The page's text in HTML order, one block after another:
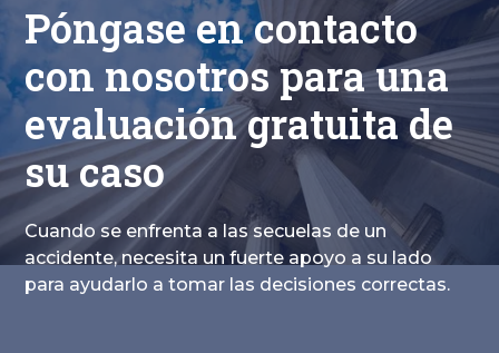
Póngase en contacto
con nosotros para una
evaluación gratuita de
su caso
Cuando se enfrenta a las secuelas de un
accidente, necesita un fuerte apoyo a su lado
para ayudarlo a tomar las decisiones correctas.